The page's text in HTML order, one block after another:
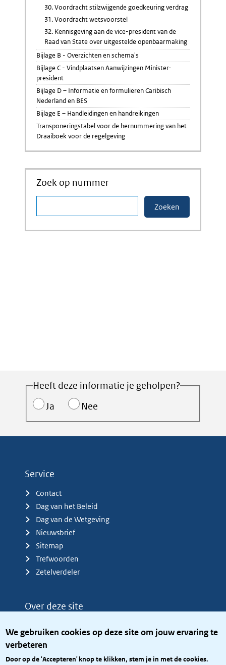
We gebruiken cookies op deze site om jouw ervaring te
verbeteren
Door op de 'Accepteren' knop te klikken, stem je in met de cookies.
30. Voordracht stilzwijgende goedkeuring verdrag
31. Voordracht wetsvoorstel
32. Kennisgeving aan de vice-president van de
Raad van State over uitgestelde openbaarmaking
Bijlage B - Overzichten en schema's
Bijlage C - Vindplaatsen Aanwijzingen Minister-
president
Bijlage D – Informatie en formulieren Caribisch
Nederland en BES
Bijlage E – Handleidingen en handreikingen
Transponeringstabel voor de hernummering van het
Draaiboek voor de regelgeving
Zoek op nummer
Heeft deze informatie je geholpen?
Ja
Nee
Service
Contact
Dag van het Beleid
Dag van de Wetgeving
Nieuwsbrief
Sitemap
Trefwoorden
Zetelverdeler
Over deze site
Privacy